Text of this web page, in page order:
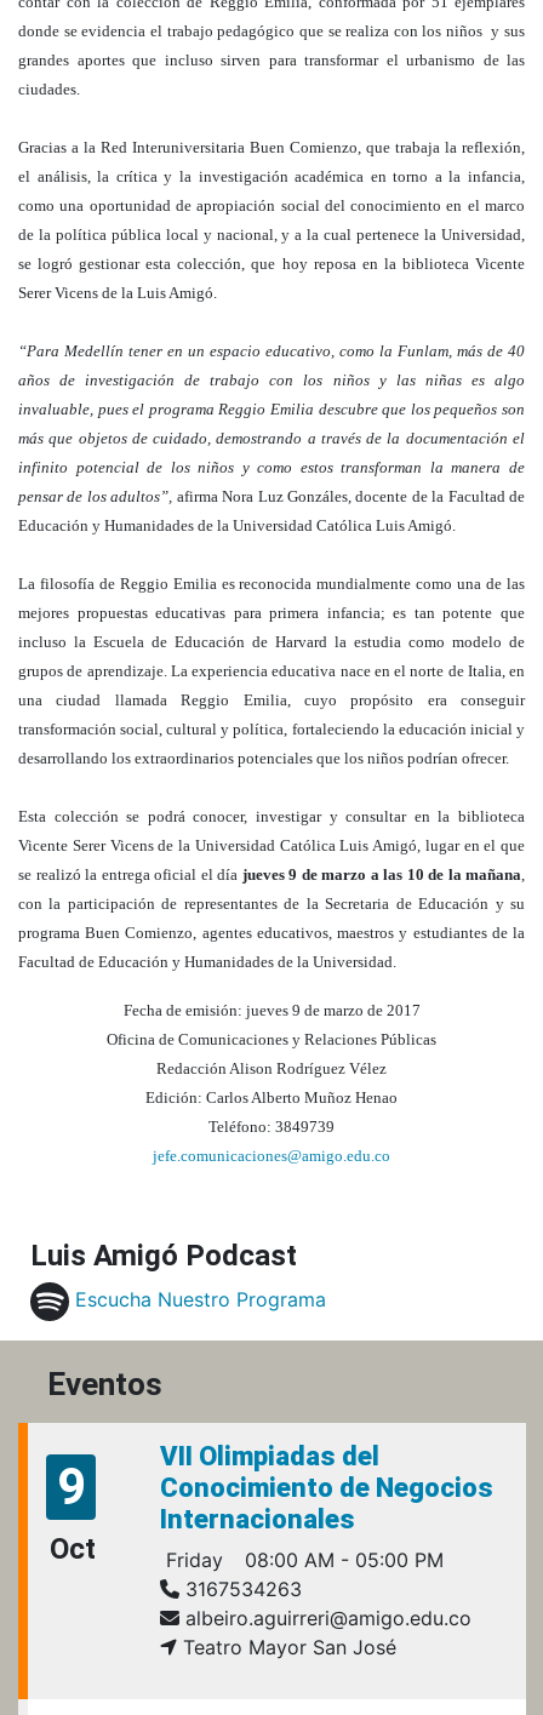
donde se evidencia el trabajo pedagógico que se realiza con los niños y sus
grandes aportes que incluso sirven para transformar el urbanismo de las
ciudades.
Gracias a la Red Interuniversitaria Buen Comienzo, que trabaja la reflexión,
el análisis, la crítica y la investigación académica en torno a la infancia,
como una oportunidad de apropiación social del conocimiento en el marco
de la política pública local y nacional, y a la cual pertenece la Universidad,
se logró gestionar esta colección, que hoy reposa en la biblioteca Vicente
Serer Vicens de la Luis Amigó.
“Para Medellín tener en un espacio educativo, como la Funlam, más de 40
años de investigación de trabajo con los niños y las niñas es algo
invaluable, pues el programa Reggio Emilia descubre que los pequeños son
más que objetos de cuidado, demostrando a través de la documentación el
infinito potencial de los niños y como estos transforman la manera de
pensar de los adultos”, afirma Nora Luz Gonzáles, docente de la Facultad de
Educación y Humanidades de la Universidad Católica Luis Amigó.
La filosofía de Reggio Emilia es reconocida mundialmente como una de las
mejores propuestas educativas para primera infancia; es tan potente que
incluso la Escuela de Educación de Harvard la estudia como modelo de
grupos de aprendizaje. La experiencia educativa nace en el norte de Italia, en
una ciudad llamada Reggio Emilia, cuyo propósito era conseguir
transformación social, cultural y política, fortaleciendo la educación inicial y
desarrollando los extraordinarios potenciales que los niños podrían ofrecer.
Esta colección se podrá conocer, investigar y consultar en la biblioteca
Vicente Serer Vicens de la Universidad Católica Luis Amigó, lugar en el que
se realizó la entrega oficial el día jueves 9 de marzo a las 10 de la mañana
con la participación de representantes de la Secretaria de Educación y su
programa Buen Comienzo, agentes educativos, maestros y estudiantes de la
Facultad de Educación y Humanidades de la Universidad.
Fecha de emisión: jueves 9 de marzo de 2017
Oficina de Comunicaciones y Relaciones Públicas
Redacción Alison Rodríguez Vélez
Edición: Carlos Alberto Muñoz Henao
Teléfono: 3849739
jefe.comunicaciones@amigo.edu.co
Luis Amigó Podcast
Escucha Nuestro Programa
Eventos
9
Oct
VII Olimpiadas del
Conocimiento de Negocios
Internacionales
Friday
08:00 AM - 05:00 PM
3167534263
albeiro.aguirreri@amigo.edu.co
Teatro Mayor San José